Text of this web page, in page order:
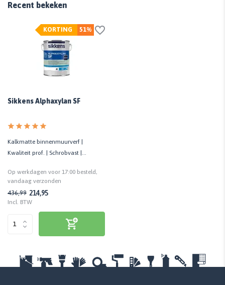
Recent bekeken
51%
KORTING
Sikkens Alphaxylan SF
Kalkmatte binnenmuurverf |
Kwaliteit prof. | Schrobvast |
Op werkdagen voor 17:00 besteld,
vandaag verzonden
436,99 214,95
Incl. BTW